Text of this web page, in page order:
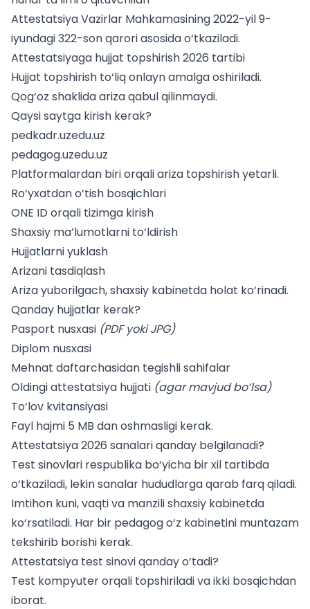
AttestatsiyaVazirlar Mahkamasining 2022-yil 9-
iyundagi 322-son qaroriasosida o‘tkaziladi.
Attestatsiyaga hujjat topshirish 2026 tartibi
Hujjat topshirish to‘liq onlayn amalga oshiriladi.
Qog‘oz shaklida ariza qabul qilinmaydi.
Qaysi saytga kirish kerak?
pedkadr.uzedu.uz
pedagog.uzedu.uz
Platformalardan biri orqali ariza topshirish yetarli.
Ro‘yxatdan o‘tish bosqichlari
ONE ID orqali tizimga kirish
Shaxsiy ma’lumotlarni to‘ldirish
Hujjatlarni yuklash
Arizani tasdiqlash
Ariza yuborilgach, shaxsiy kabinetda holat ko‘rinadi.
Qanday hujjatlar kerak?
Pasport nusxasi (PDF yoki JPG)
Diplom nusxasi
Mehnat daftarchasidan tegishli sahifalar
Oldingi attestatsiya hujjati (agar mavjud bo‘lsa)
To‘lov kvitansiyasi
Fayl hajmi 5 MB dan oshmasligi kerak.
Attestatsiya 2026 sanalari qanday belgilanadi?
Test sinovlari respublika bo‘yicha bir xil tartibda
o‘tkaziladi, lekin sanalar hududlarga qarab farq qiladi.
Imtihon kuni, vaqti va manzili shaxsiy kabinetda
ko‘rsatiladi. Har bir pedagog o‘z kabinetini muntazam
tekshirib borishi kerak.
Attestatsiya test sinovi qanday o‘tadi?
Test kompyuter orqali topshiriladi va ikki bosqichdan
iborat.